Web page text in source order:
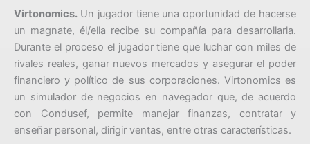
Virtonomics. Un jugador tiene una oportunidad de hacerse
un magnate, él/ella recibe su compañía para desarrollarla.
Durante el proceso el jugador tiene que luchar con miles de
rivales reales, ganar nuevos mercados y asegurar el poder
financiero y político de sus corporaciones. Virtonomics es
un simulador de negocios en navegador que, de acuerdo
con Condusef, permite manejar finanzas, contratar y
enseñar personal, dirigir ventas, entre otras características.